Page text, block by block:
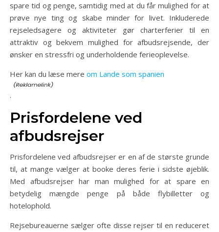
spare tid og penge, samtidig med at du får mulighed for at
prøve nye ting og skabe minder for livet. Inkluderede
rejseledsagere og aktiviteter gør charterferier til en
attraktiv og bekvem mulighed for afbudsrejsende, der
ønsker en stressfri og underholdende ferieoplevelse.
Her kan du læse mere om Lande som spanien
.
Prisfordelene ved
afbudsrejser
Prisfordelene ved afbudsrejser er en af de største grunde
til, at mange vælger at booke deres ferie i sidste øjeblik.
Med afbudsrejser har man mulighed for at spare en
betydelig mængde penge på både flybilletter og
hotelophold.
Rejsebureauerne sælger ofte disse rejser til en reduceret